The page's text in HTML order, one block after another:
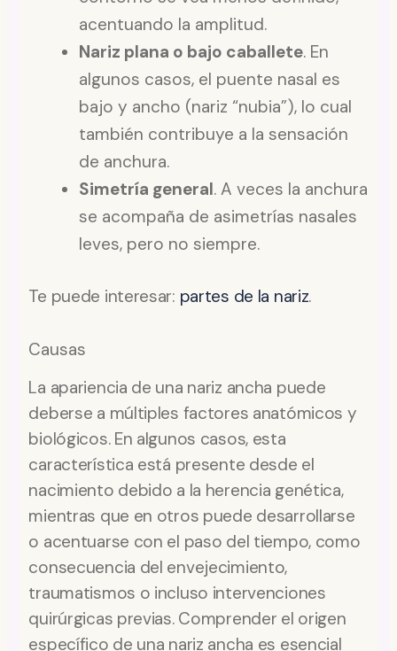
acentuando la amplitud.
Nariz plana o bajo caballete. En
algunos casos, el puente nasal es
bajo y ancho (nariz “nubia”), lo cual
también contribuye a la sensación
de anchura.
Simetría general. A veces la anchura
se acompaña de asimetrías nasales
leves, pero no siempre.
Te puede interesar: partes de la nariz.
Causas
La apariencia de una nariz ancha puede
deberse a múltiples factores anatómicos y
biológicos. En algunos casos, esta
característica está presente desde el
nacimiento debido a la herencia genética,
mientras que en otros puede desarrollarse
o acentuarse con el paso del tiempo, como
consecuencia del envejecimiento,
traumatismos o incluso intervenciones
quirúrgicas previas. Comprender el origen
específico de una nariz ancha es esencial